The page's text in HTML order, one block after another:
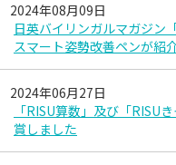
2024年08月09日
日英バイリンガルマガジン
スマート姿勢改善ペンが紹
2024年06月27日
「RISU算数」及び「RISU
賞しました